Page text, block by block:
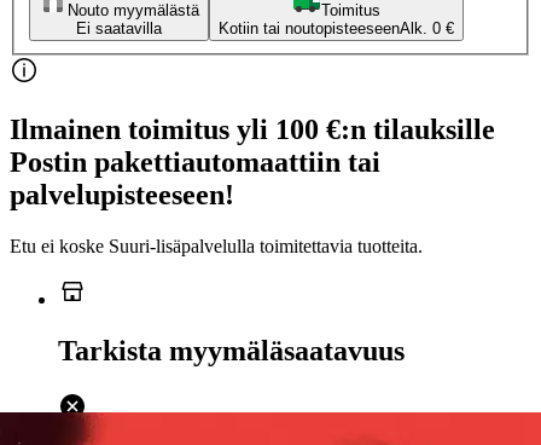
Nouto myymälästä
Ei saatavilla
Toimitus
Kotiin tai noutopisteeseenAlk. 0 €
Ilmainen toimitus yli 100 €:n tilauksille
Postin pakettiautomaattiin tai
palvelupisteeseen!
Etu ei koske Suuri‑lisäpalvelulla toimitettavia tuotteita.
Tarkista myymäläsaatavuus